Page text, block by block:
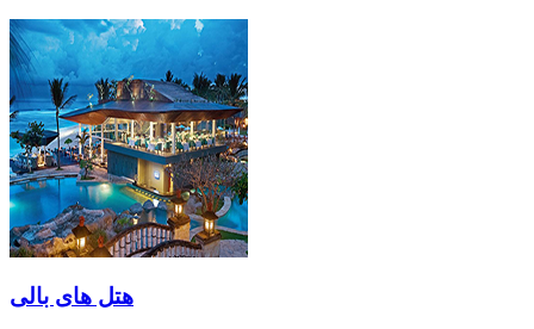
هتل های بالی